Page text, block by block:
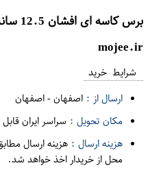
برس کاسه ای افشان 12.5 سانت zuco
mojee.ir
شرایط خرید
ارسال از : اصفهان-اصفهان
مکان تحویل : سراسر ایران
هزینه ارسال : هزینه ارسال
محل از خریدار اخذ خواهد شد.